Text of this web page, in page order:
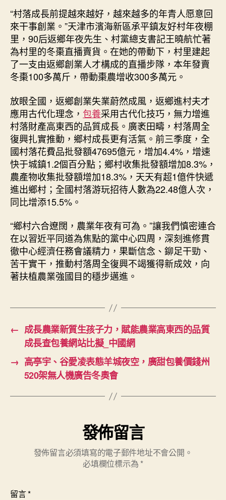
“村落成長前提越來越好，越來越多的年青人愿意回
來干事創業。”天津市濱海新區承平鎮友好村年夜棚
里，90后返鄉年夜先生、村黨總支書記王曉航忙著
為村里的冬棗直播賣貨。在她的帶動下，村里建起
了一支由返鄉創業人才構成的直播步隊，本年發賣
冬棗100多萬斤，帶動棗農增收300多萬元。
放眼全國，返鄉創業失業蔚然成風，返鄉進村夫才
應用古代化理念， 包養采用古代化技巧，無力增進
村落財產高東西的品質成長。廣袤田疇，村落周全
復興扎實推動，鄉村成長更有活氣。前三季度，全
國村落花費品批發額47695億元，增加4.4%，增速
快于城鎮1.2個百分點；鄉村收集批發額增加8.3%，
農產物收集批發額增加18.3%，天天有超1億件快遞
進出鄉村；全國村落游玩招待人數為22.48億人次，
同比增添15.5%。
“鄉村六合遼闊，農業年夜有可為。”讓我們慎密連合
在以習近平同道為焦點的黨中心四周，深刻進修貫
徹中心經濟任務會議精力，果斷信念、鉚足干勁、
苦干實干，推動村落周全復興不竭獲得新成效，向
著扶植農業強國目的穩步邁進。
← 成長農業新質生孩子力，賦能農業高東西的品質
成長查包養網站比擬_中國網
→ 高亭宇、谷愛凌表態羊城夜空，廣甜包養價錢州
520架無人機廣告冬奧會
發佈留言
發佈留言必須填寫的電子郵件地址不會公開。
必填欄位標示為 *
留言*